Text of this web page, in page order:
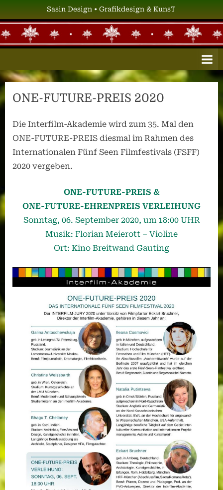
to
content
Sasin Design • Grafikdesign & KunsT
S
S
N
D
S
N
Grafikdesign
&
ONE-FUTURE-PREIS 2020
Die Interfilm-Akademie wird zum 35. Mal den
ONE-FUTURE-PREIS diesmal im Rahmen des
Internationalen Fünf Seen Filmfestivals (FSFF)
2020 vergeben.
ONE-FUTURE-PREIS &
ONE-FUTURE-EHRENPREIS VERLEIHUNG
Sonntag, 06. September 2020, um 18:00 UHR
Musik: Florian Meierott – Violine
Ort: Kino Breitwand Gauting